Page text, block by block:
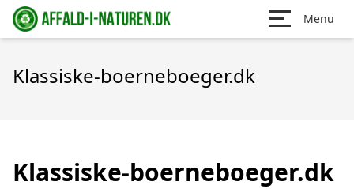
Menu
Klassiske-boerneboeger.dk
Klassiske-boerneboeger.dk